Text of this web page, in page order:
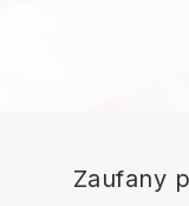
Zaufany